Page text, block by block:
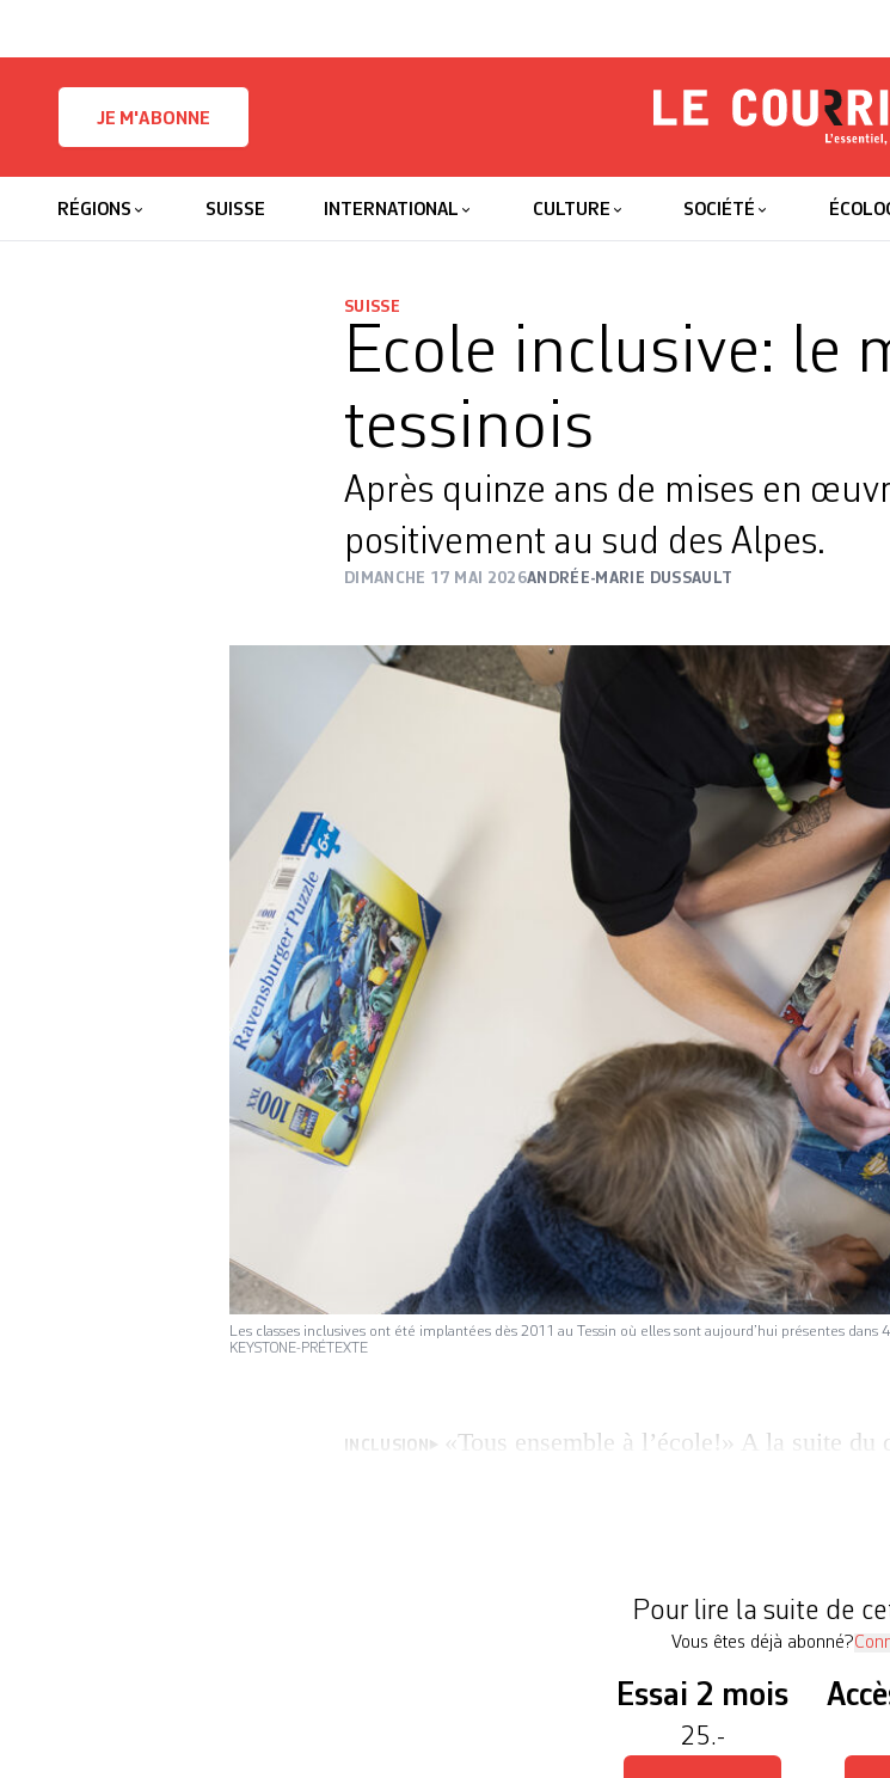
JE M'ABONNE
Le
RÉGIONS SUISSE INTERNATIONAL CULTURE SOCIÉTÉ
SUISSE
Ecole inclusive: le
tessinois
Après quinze ans de mises en
positivement au sud des Alpes.
DIMANCHE 17 MAI 2026ANDRÉE-MARIE DUSSAULT
Les classes inclusives ont été implantées dès 2011 au Tessin où elles sont aujourd’hui présentes
KEYSTONE-PRÉTEXTE
INCLUSION
«Tous ensemble à l’école!» A la suite
Pour lire la suite de
Vous êtes déjà abonné?
Essai 2 mois
25.-